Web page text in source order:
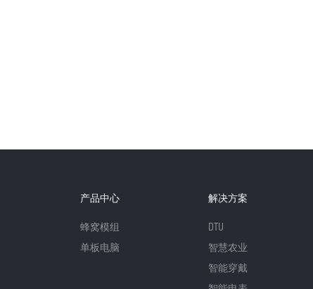
产品中心
蜂窝模组
单板电脑
解决方案
DTU
智慧农业
智能穿戴